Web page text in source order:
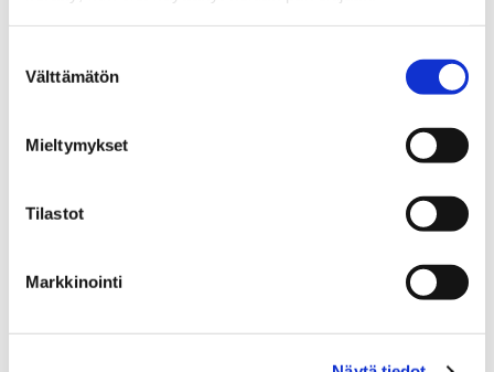
valinta
Välttämätön
Mieltymykset
Tilastot
Markkinointi
WhatsApp
Sp-Koti Jämsä Kipinä